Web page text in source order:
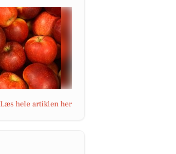
Læs hele artiklen her